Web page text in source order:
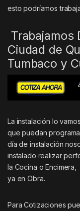
esto podríamos
Trabajamos
Ciudad de
Tumbaco y
La instalación lo
que puedan
día de instalación
instalado realizar
la Cocina o
ya en Obra.
Para Cotizaciones